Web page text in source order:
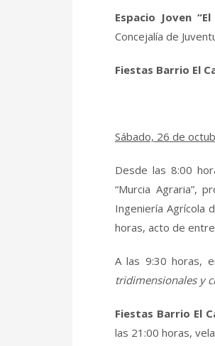
Espacio Joven
Concejalía de
Fiestas Barrio El
Sábado, 26 de
Desde las 8:00
“Murcia Agraria”,
Ingeniería Agrícola
horas, acto de
A las 9:30 horas,
tridimensionales y
Fiestas Barrio El
las 21:00 horas,